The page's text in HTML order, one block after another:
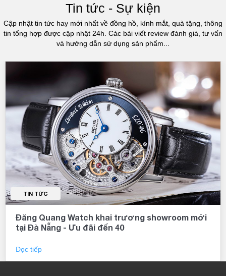
Tin tức - Sự kiện
Cập nhật tin tức hay mới nhất về đồng hồ, kính mắt, quà tặng, thông
tin tổng hợp được cập nhật 24h. Các bài viết review đánh giá, tư vấn
và hướng dẫn sử dụng sản phẩm...
TIN TỨC
Đăng Quang Watch khai trương showroom mới
tại Đà Nẵng - Ưu đãi đến 40
Đọc tiếp